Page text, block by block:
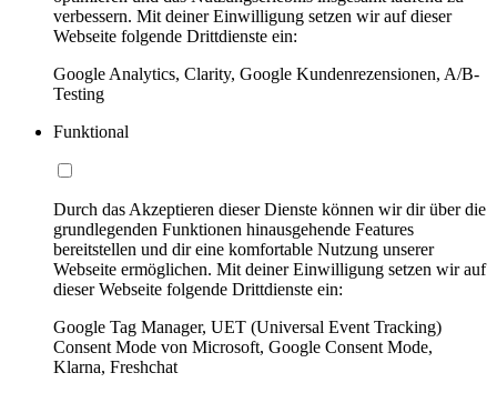
verbessern. Mit deiner Einwilligung setzen wir auf dieser
Webseite folgende Drittdienste ein:
Google Analytics, Clarity, Google Kundenrezensionen, A/B-
Testing
Funktional
Durch das Akzeptieren dieser Dienste können wir dir über die
grundlegenden Funktionen hinausgehende Features
bereitstellen und dir eine komfortable Nutzung unserer
Webseite ermöglichen. Mit deiner Einwilligung setzen wir auf
dieser Webseite folgende Drittdienste ein:
Google Tag Manager, UET (Universal Event Tracking)
Consent Mode von Microsoft, Google Consent Mode,
Klarna, Freshchat